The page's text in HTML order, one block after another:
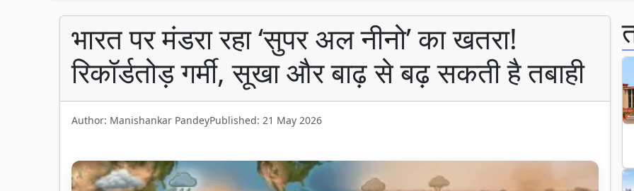
भारत पर मंडरा रहा ‘सुपर अल नीनो’ का खतरा!
रिकॉर्डतोड़ गर्मी, सूखा और बाढ़ से बढ़ सकती है तबाही
Author: Manishankar PandeyPublished: 21 May 2026